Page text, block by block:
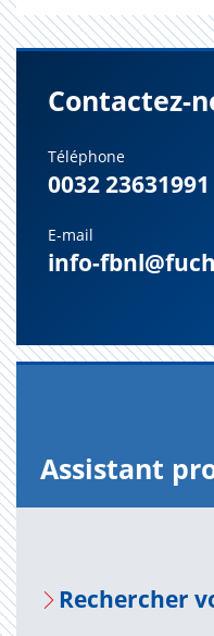
Contactez-
Téléphone
0032 23631991
E-mail
info-
Assis­tant
Recher­cher